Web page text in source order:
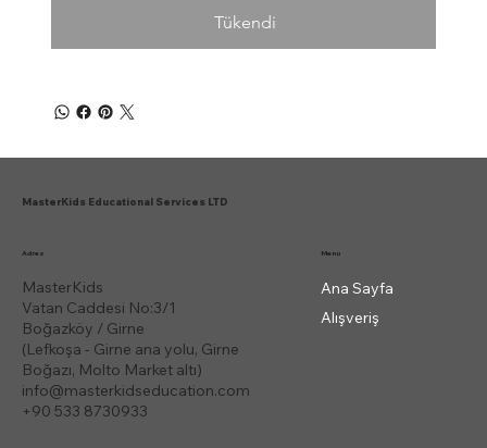
Tükendi
MasterKids Educational Services LTD
MasterKids
Vatan Caddesi No:3/1
Boğazköy / Girne
(Lefkoşa - Girne ana yolu, Girne
Boğazı, Molto Market altı)
info@masterkidseducation.com
+90 533 8730933
Adres Menu
Ana Sayfa
Alışveriş